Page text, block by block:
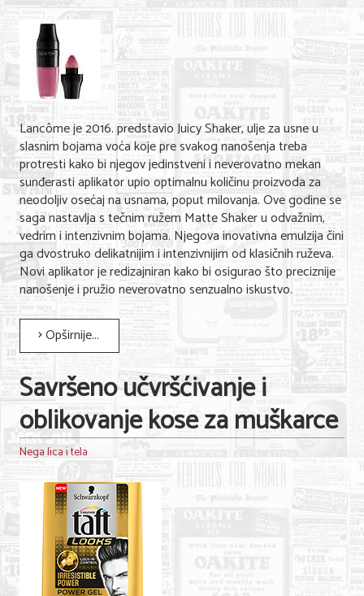
Gastronomija
Sport i rekreacija
Zdravlje i medicina
Hobi i razonoda
UPIS FIRMI
MARKETING
KONTAKT
O NAMA
Lancôme je 2016. predstavio Juicy Shaker, ulje za usne u
slasnim bojama voća koje pre svakog nanošenja treba
protresti kako bi njegov jedinstveni i neverovatno mekan
sunđerasti aplikator upio optimalnu količinu proizvoda za
neodoljiv osećaj na usnama, poput milovanja. Ove godine se
saga nastavlja s tečnim ružem Matte Shaker u odvažnim,
vedrim i intenzivnim bojama. Njegova inovativna emulzija čini
ga dvostruko delikatnijim i intenzivnijim od klasičnih ruževa.
Novi aplikator je redizajniran kako bi osigurao što preciznije
nanošenje i pružio neverovatno senzualno iskustvo.
Opširnije...
Savršeno učvršćivanje i
oblikovanje kose za muškarce
Nega lica i tela